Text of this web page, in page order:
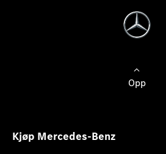
Opp
Kjøp Mercedes-Benz